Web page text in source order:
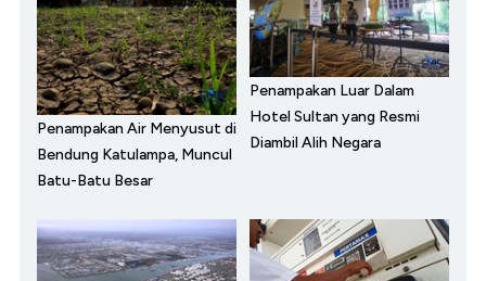
Penampakan Air Menyusut di
Bendung Katulampa, Muncul
Batu-Batu Besar
Penampakan Luar Dalam
Hotel Sultan yang Resmi
Diambil Alih Negara